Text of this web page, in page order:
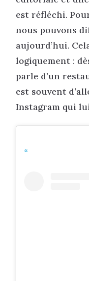
est réfléchi.
nous pouvons
aujourd’hui.
logiquement :
parle d’un
est souvent
Instagram qui